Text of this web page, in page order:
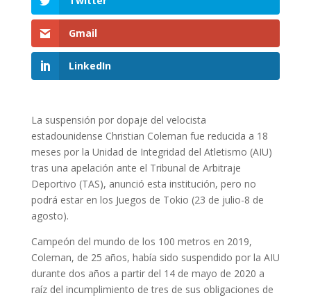
Gmail
LinkedIn
La suspensión por dopaje del velocista
estadounidense Christian Coleman fue reducida a 18
meses por la Unidad de Integridad del Atletismo (AIU)
tras una apelación ante el Tribunal de Arbitraje
Deportivo (TAS), anunció esta institución, pero no
podrá estar en los Juegos de Tokio (23 de julio-8 de
agosto).
Campeón del mundo de los 100 metros en 2019,
Coleman, de 25 años, había sido suspendido por la AIU
durante dos años a partir del 14 de mayo de 2020 a
raíz del incumplimiento de tres de sus obligaciones de